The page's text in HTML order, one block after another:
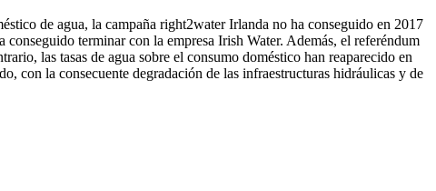
de agua, la campaña right2water Irlanda no ha conseguido en 2017
terminar con la empresa Irish Water. Además, el referéndum
las tasas de agua sobre el consumo doméstico han reaparecido en
con la consecuente degradación de las infraestructuras hidráulicas y de